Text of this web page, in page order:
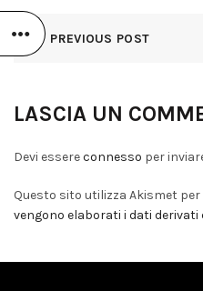
PREVIOUS POST
LASCIA UN
Devi essereconnesso per
Questo sito utilizza Akismet
vengono elaborati i dati derivati